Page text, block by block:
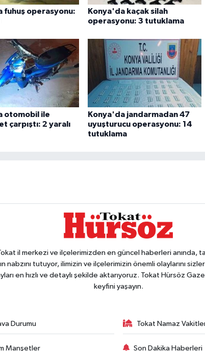
fuhuş operasyonu:
Konya'da kaçak silah
operasyonu: 3 tutuklama
otomobil ile
çarpıştı: 2 yaralı
Konya'da jandarmadan 47
uyuşturucu operasyonu: 14
tutuklama
il merkezi ve ilçelerimizden en güncel haberleri anında,
nabzını tutuyor, ilimizin ve ilçelerimizin önemli olaylarını
en hızlı ve detaylı şekilde aktarıyoruz. Tokat Hürsöz
keyfini yaşayın.
Durumu Tokat Namaz
Manşetler Son Dakika Haberleri